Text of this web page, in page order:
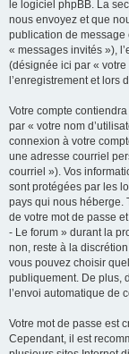
le logiciel phpBB. La
nous envoyez et que
publication de message
« messages invités »),
(désignée ici par «
l’enregistrement et lors
Votre compte
par « votre nom
connexion à votre
une adresse courriel
courriel »). Vos
sont protégées par les
pays qui nous héberge.
de votre mot de passe
- Le forum » durant la
non, reste à la
vous pouvez choisir
publiquement. De plus,
l’envoi automatique de
Votre mot de passe est
Cependant, il est